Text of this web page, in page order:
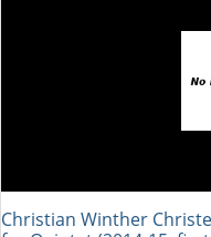
Christian Winther